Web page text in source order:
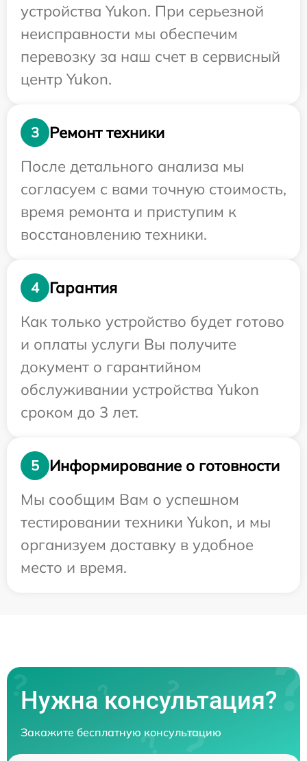
устройства Yukon. При серьезной
неисправности мы обеспечим
перевозку за наш счет в сервисный
центр Yukon.
3
Ремонт техники
После детального анализа мы
согласуем с вами точную стоимость,
время ремонта и приступим к
восстановлению техники.
4
Гарантия
Как только устройство будет готово
и оплаты услуги Вы получите
документ о гарантийном
обслуживании устройства Yukon
сроком до 3 лет.
5
Информирование о готовности
Мы сообщим Вам о успешном
тестировании техники Yukon, и мы
организуем доставку в удобное
место и время.
Нужна консультация?
Закажите бесплатную консультацию